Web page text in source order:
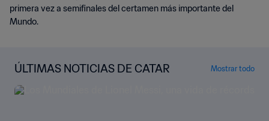
primera vez a semifinales del certamen más importante del
Mundo.
ÚLTIMAS NOTICIAS DE CATAR Mostrar todo